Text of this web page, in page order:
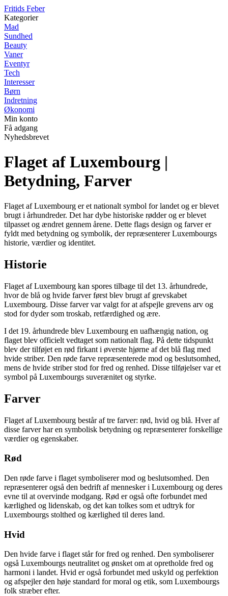
Fritids Feber
Kategorier
Mad
Sundhed
Beauty
Vaner
Eventyr
Tech
Interesser
Børn
Indretning
Økonomi
Min konto
Få adgang
Nyhedsbrevet
Flaget af Luxembourg |
Betydning, Farver
Flaget af Luxembourg er et nationalt symbol for landet og er blevet
brugt i århundreder. Det har dybe historiske rødder og er blevet
tilpasset og ændret gennem årene. Dette flags design og farver er
fyldt med betydning og symbolik, der repræsenterer Luxembourgs
historie, værdier og identitet.
Historie
Flaget af Luxembourg kan spores tilbage til det 13. århundrede,
hvor de blå og hvide farver først blev brugt af grevskabet
Luxembourg. Disse farver var valgt for at afspejle grevens arv og
stod for dyder som troskab, retfærdighed og ære.
I det 19. århundrede blev Luxembourg en uafhængig nation, og
flaget blev officielt vedtaget som nationalt flag. På dette tidspunkt
blev der tilføjet en rød firkant i øverste hjørne af det blå flag med
hvide striber. Den røde farve repræsenterede mod og beslutsomhed,
mens de hvide striber stod for fred og renhed. Disse tilføjelser var et
symbol på Luxembourgs suverænitet og styrke.
Farver
Flaget af Luxembourg består af tre farver: rød, hvid og blå. Hver af
disse farver har en symbolisk betydning og repræsenterer forskellige
værdier og egenskaber.
Rød
Den røde farve i flaget symboliserer mod og beslutsomhed. Den
repræsenterer også den bedrift af mennesker i Luxembourg og deres
evne til at overvinde modgang. Rød er også ofte forbundet med
kærlighed og lidenskab, og det kan tolkes som et udtryk for
Luxembourgs stolthed og kærlighed til deres land.
Hvid
Den hvide farve i flaget står for fred og renhed. Den symboliserer
også Luxembourgs neutralitet og ønsket om at opretholde fred og
harmoni i landet. Hvid er også forbundet med uskyld og perfektion
og afspejler den høje standard for moral og etik, som Luxembourgs
folk stræber efter.